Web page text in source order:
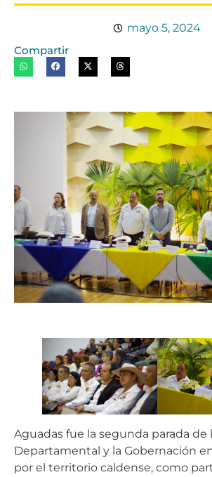
mayo 5, 2024
Compartir
Aguadas fue la segunda parada de
Departamental y la Gobernación
por el territorio caldense, como